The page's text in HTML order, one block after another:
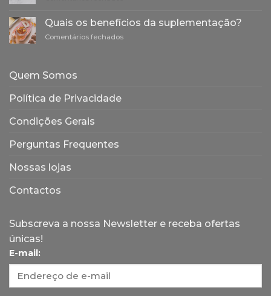
homeopatia
a
cosmética
naturais
Quais os benefícios da suplementação?
Comentários fechadosem
Quem Somos
Política de Privacidade
Condições Gerais
Perguntas Frequentes
Nossas lojas
Contactos
Subscreva a nossa Newsletter e receba ofertas
únicas!
E-mail: